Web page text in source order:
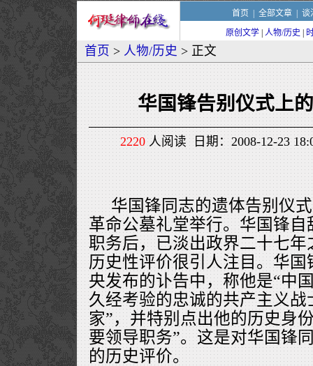
首页 全部文章| 谈
原创文学 人物/历史
首页 > 人物/历史 > 正文
华国锋告别仪式上
2220人阅读 日期：2008-12-23
华国锋同志的遗体告别仪
革命公墓礼堂举行。华国锋
职务后，已淡出政界二十七
历史性评价很引人注目。华
央发布的讣告中，称他是“中
久经考验的忠诚的共产主义
家”，并特别点出他的历史身
要领导职务”。这是对华国锋
的历史评价。